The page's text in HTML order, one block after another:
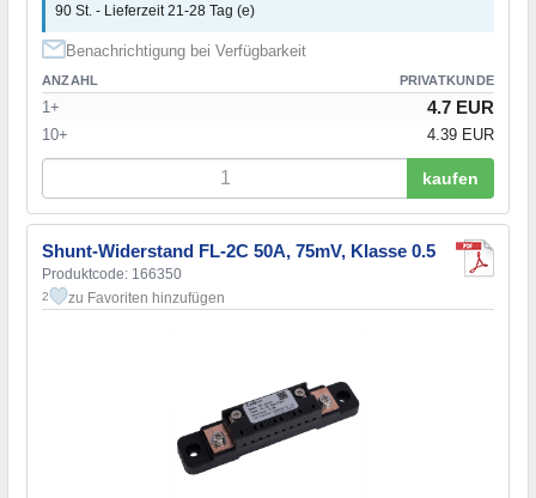
90 St. - Lieferzeit 21-28 Tag (e)
Benachrichtigung bei Verfügbarkeit
ANZAHL PRIVATKUNDE
1+ 4.7 EUR
10+ 4.39 EUR
kaufen
Shunt-Widerstand FL-2C 50A, 75mV, Klasse 0.5
Produktcode: 166350
2 zu Favoriten hinzufügen